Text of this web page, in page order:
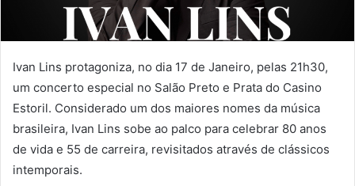
Ivan Lins protagoniza, no dia 17 de Janeiro, pelas 21h30,
um concerto especial no Salão Preto e Prata do Casino
Estoril. Considerado um dos maiores nomes da música
brasileira, Ivan Lins sobe ao palco para celebrar 80 anos
de vida e 55 de carreira, revisitados através de clássicos
intemporais.